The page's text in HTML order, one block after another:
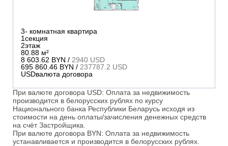
3- комнатная квартира
1секция
2этаж
80.88 м²
8 603.62 BYN / 2940 USD
695 860.46 BYN / 237787.2 USD
USDвалюта договора
При валюте договора USD: Оплата за недвижимость
производится в белорусских рублях по курсу
Национального банка Республики Беларусь исходя из
стоимости на день оплаты/зачисления денежных средств
на счёт Застройщика.
При валюте договора BYN: Оплата за недвижимость
устанавливается и производится в белорусских рублях.